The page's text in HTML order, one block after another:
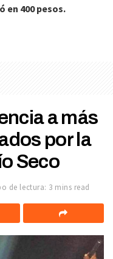
en 400 pesos.
a más
por la
Seco
de lectura: 3 mins read